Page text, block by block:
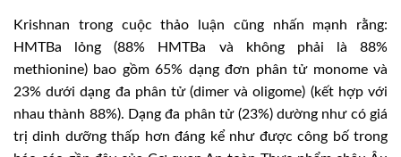
Krishnan trong cuộc thảo luận cũng nhấn mạnh rằng:
HMTBa lỏng (88% HMTBa và không phải là 88%
methionine) bao gồm 65% dạng đơn phân tử monome và
23% dưới dạng đa phân tử (dimer và oligome) (kết hợp với
nhau thành 88%). Dạng đa phân tử (23%) dường như có giá
trị dinh dưỡng thấp hơn đáng kể như được công bố trong